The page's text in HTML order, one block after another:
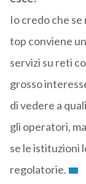
Io credo che
top conviene
servizi su reti
grosso
di vedere a
gli operatori,
se le istituzioni
regolatorie.